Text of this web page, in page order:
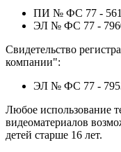
ПИ № ФС 77 -
ЭЛ № ФС 77 -
Свидетельство
компании":
ЭЛ № ФС 77 -
Любое использование
видеоматериалов
детей старше 16 лет.